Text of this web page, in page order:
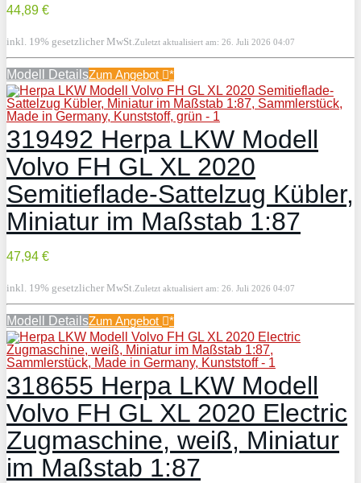
44,89 €
inkl. 19% gesetzlicher MwSt. Zuletzt aktualisiert am: 26. Juli 2026 04:07
Modell DetailsZum Angebot *
319492 Herpa LKW Modell
Volvo FH GL XL 2020
Semitieflade-Sattelzug Kübler,
Miniatur im Maßstab 1:87
47,94 €
inkl. 19% gesetzlicher MwSt. Zuletzt aktualisiert am: 26. Juli 2026 04:07
Modell DetailsZum Angebot *
318655 Herpa LKW Modell
Volvo FH GL XL 2020 Electric
Zugmaschine, weiß, Miniatur
im Maßstab 1:87